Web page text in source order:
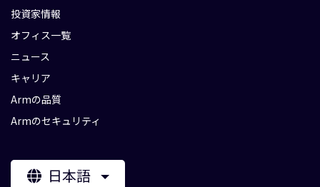
投資家情報
オフィス一覧
ニュース
キャリア
Armの品質
Armのセキュリティ
日本語